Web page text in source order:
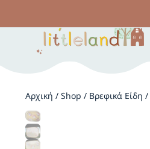
Αρχική / Shop / Βρεφικά Είδη /